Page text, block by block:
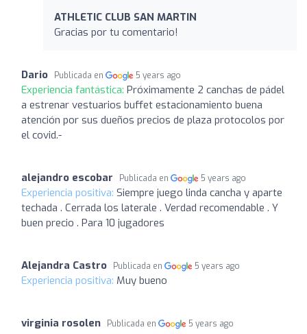
ATHLETIC CLUB SAN MARTIN
Gracias por tu comentario!
Dario Publicada en 5 years ago
Experiencia fantástica: Próximamente 2 canchas de pádel
a estrenar vestuarios buffet estacionamiento buena
atención por sus dueños precios de plaza protocolos por
el covid.-
alejandro escobar Publicada en 5 years ago
Experiencia positiva: Siempre juego linda cancha y aparte
techada . Cerrada los laterale . Verdad recomendable . Y
buen precio . Para 10 jugadores
Alejandra Castro Publicada en 5 years ago
Experiencia positiva: Muy bueno
virginia rosolen Publicada en 5 years ago